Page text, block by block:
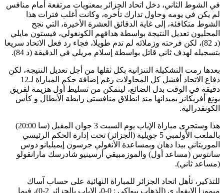
في الشوط الثاني، دخل اتحاد الجزائر بمعنويات مرتفعة أمام منافس
لم يكن في يومه وحاول تدارك تأخره، وكانت أغلب فترات هذا
الشوط متكافئة، إلى غاية الدقائق العشرة الأخيرة، التي نجح
المحليون تعديل النتيجة بواسطة هدافهم الكونغولي، فيستون مايلي
(د 82)، لكن فرحته وزملائه لم تدم طويلا، فجاء رد فعل الاتحاد سريعا
بتسجيله لهدف ثاني قاتل بواسطة إسلام مريلي في الدقيقة (د 84).
بعدها رمت التشكيلة التنزانية بكل ثقلها من أجل تعديل النتيجة، لكن
دفاع الاتحاد أفشل كل المحاولات رغم إضافة حكم المباراة لـ12
دقيقة في الوقت بدل الضائع، ليتمكن من تسليط أول هزيمة لفريق
يونغ أفريكانز بميدانها منذ انطلاق منافستي رابطة الأبطال و كأس
الكونفدرالية.
هذا وستجرى مباراة الإياب يوم السبت 3 جوان المقبل (سا 20:00)
بالملعب الأولمبي 5 جويلية (الجزائر) تحت إدارة الحكم الرئيسي
الموريتاني بيدا دهان وبمساعدة الأنغولي جرسون إيميليانو دوس
سانتوس (مساعد أول) والموزمبيقي أرسينيو شادرسك مارانقولو
(مساعد ثاني).
للتذكير، تأهل اتحاد الجزائر للمباراة النهائية على حساب آساك
ميموزا الايفواري (الذهاب ببواكي : 0-0، الاياب بالجزائر 2-0)، فيما